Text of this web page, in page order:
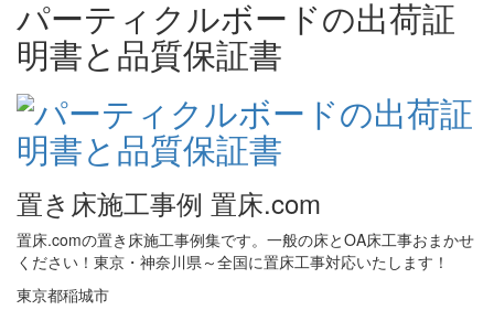
パーティクルボードの出荷証
明書と品質保証書
置き床施工事例 置床.com
置床.comの置き床施工事例集です。一般の床とOA床工事おまかせ
ください！東京・神奈川県～全国に置床工事対応いたします！
東京都稲城市